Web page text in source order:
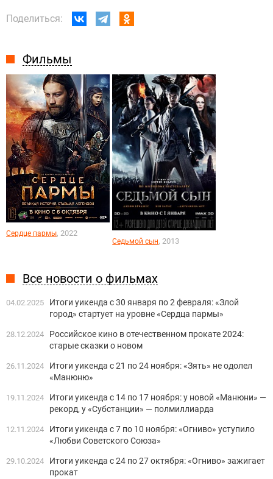
Поделиться:
Фильмы
Сердце пармы, 2022
Седьмой сын, 2013
Все новости о фильмах
04.02.2025
Итоги уикенда с 30 января по 2 февраля: «Злой
город» стартует на уровне «Сердца пармы»
28.12.2024
Российское кино в отечественном прокате 2024:
старые сказки о новом
26.11.2024
Итоги уикенда с 21 по 24 ноября: «Зять» не одолел
«Манюню»
19.11.2024
Итоги уикенда с 14 по 17 ноября: у новой «Манюни» —
рекорд, у «Субстанции» — полмиллиарда
12.11.2024
Итоги уикенда с 7 по 10 ноября: «Огниво» уступило
«Любви Советского Союза»
29.10.2024
Итоги уикенда с 24 по 27 октября: «Огниво» зажигает
прокат